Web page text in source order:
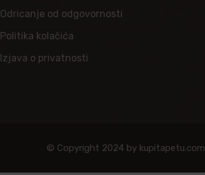
Odricanje od odgovornosti
Politika kolačića
Izjava o privatnosti
© Copyright 2024 by kupitapetu.com